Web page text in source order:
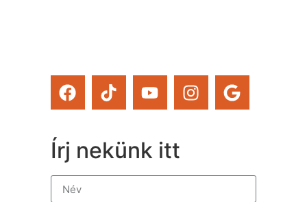
Írj nekünk itt